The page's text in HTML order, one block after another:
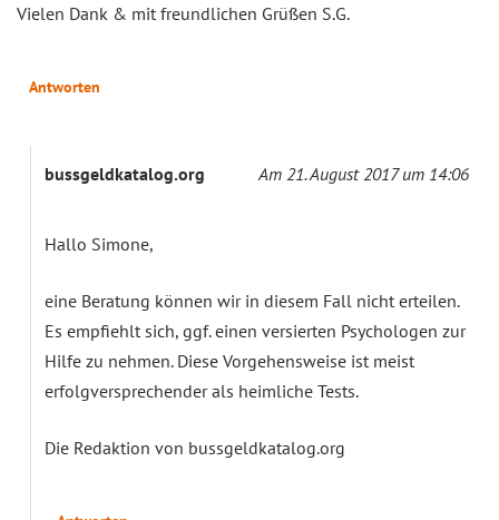
Vielen Dank & mit freundlichen Grüßen S.G.
Antworten
bussgeldkatalog.org Am 21. August 2017 um 14:06
Hallo Simone,
eine Beratung können wir in diesem Fall nicht erteilen.
Es empfiehlt sich, ggf. einen versierten Psychologen zur
Hilfe zu nehmen. Diese Vorgehensweise ist meist
erfolgversprechender als heimliche Tests.
Die Redaktion von bussgeldkatalog.org